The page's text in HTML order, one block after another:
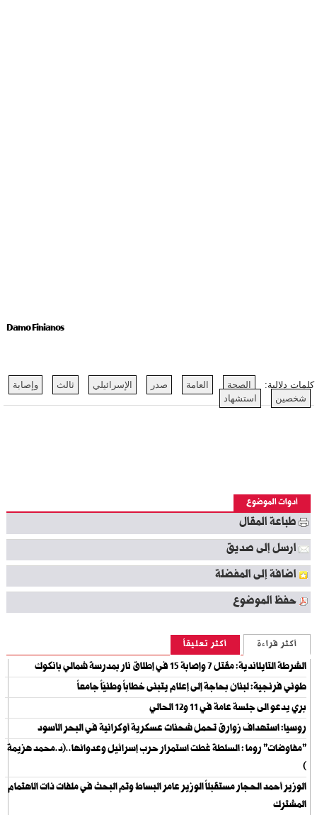
Damo Finianos
كلمات دلالية: الصحة العامة صدر الإسرائيلي ثالث
وإصابة
شخصين
استشهاد
أدوات الموضوع
طباعة المقال
ارسل إلى صديق
اضافة إلى المفضلة
حفظ الموضوع
أكثر قراءة أكثر تعليقاً
الشرطة التايلاندية: مقتل 7 وإصابة 15 في إطلاق نار بمدرسة شمالي بانكوك
طوني فرنجية: لبنان بحاجة إلى إعلام يتبنى خطاباً وطنيّاً جامعاً
بري يدعو الى جلسة عامة في 11 و12 الحالي
روسيا: استهداف زوارق تحمل شحنات عسكرية أوكرانية في البحر الأسود
"مفاوضات" روما : السلطة غطت استمرار حرب إسرائيل وعدوانها..(د.محمد هزيمة
)
الوزير أحمد الحجار مستقبلاً الوزير عامر البساط وتم البحث في ملفات ذات الاهتمام
المشترك